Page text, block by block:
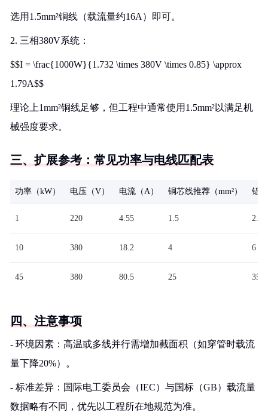
选用1.5mm²铜线（载流量约16A）即可。
2. 三相380V系统：
$$I = \frac{1000W}{1.732 \times 380V \times 0.85} \approx
1.79A$$
理论上1mm²铜线足够，但工程中通常使用1.5mm²以满足机
械强度要求。
三、扩展参考：常见功率与电线匹配表
功率（kW） 电压（V） 电流（A） 铜芯线推荐（mm²） 铝
1 220 4.55 1.5 2.5
10 380 18.2 4 6
45 380 80.5 25 35
四、注意事项
- 环境因素：高温或多线并行需增加截面积（如穿管时载流
量下降20%）。
- 标准差异：国际电工委员会（IEC）与国标（GB）载流量
数据略有不同，优先以工程所在地规范为准。